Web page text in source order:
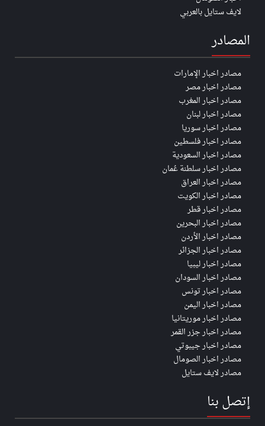
لايف ستايل بالعربي
المصادر
مصادر اخبار الإمارات
مصادر اخبار مصر
مصادر اخبار المغرب
مصادر اخبار لبنان
مصادر اخبار سوريا
مصادر اخبار فلسطين
مصادر اخبار السعودية
مصادر اخبار سلطنة عُمان
مصادر اخبار العراق
مصادر اخبار الكويت
مصادر اخبار قطر
مصادر اخبار البحرين
مصادر اخبار الأردن
مصادر اخبار الجزائر
مصادر اخبار ليبيا
مصادر اخبار السودان
مصادر اخبار تونس
مصادر اخبار اليمن
مصادر اخبار موريتانيا
مصادر اخبار جزر القمر
مصادر اخبار جيبوتي
مصادر اخبار الصومال
مصادر لايف ستايل
إتصل بنا